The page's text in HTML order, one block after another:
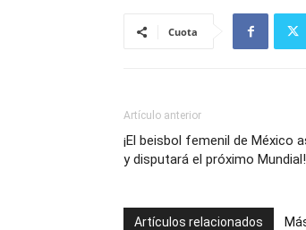
Cuota
Artículo anterior
¡El beisbol femenil de México
y disputará el próximo Mundial!
Artículos relacionados